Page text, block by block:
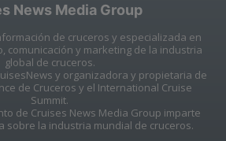
News Media Group
de cruceros y especializada en
comunicación y marketing de la industria
global de cruceros.
y organizadora y propietaria de
de Cruceros y el International Cruise
Summit.
de Cruises News Media Group imparte
sobre la industria mundial de cruceros.